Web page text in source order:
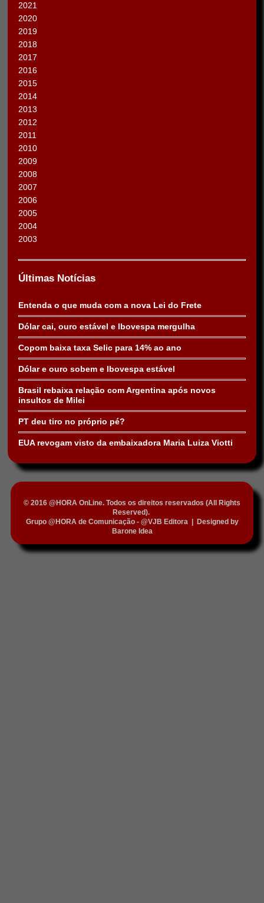
2021
2020
2019
2018
2017
2016
2015
2014
2013
2012
2011
2010
2009
2008
2007
2006
2005
2004
2003
Últimas Notícias
Entenda o que muda com a nova Lei do Frete
Dólar cai, ouro estável e Ibovespa mergulha
Copom baixa taxa Selic para 14% ao ano
Dólar e ouro sobem e Ibovespa estável
Brasil rebaixa relação com Argentina após novos
insultos de Milei
PT deu tiro no próprio pé?
EUA revogam visto da embaixadora Maria Luiza Viotti
© 2016 @HORA OnLine. Todos os direitos reservados (All Rights
Reserved).
Grupo @HORA de Comunicação - @VJB Editora|
Designed by
Barone Idea